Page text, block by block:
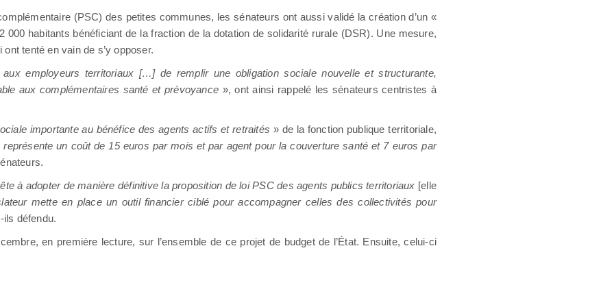
(PSC) des petites communes, les sénateurs ont aussi validé la création d’un «
habitants bénéficiant de la fraction de la dotation de solidarité rurale (DSR). Une mesure,
tenté en vain de s’y opposer.
employeurs territoriaux […] de remplir une obligation sociale nouvelle et structurante,
aux complémentaires santé et prévoyance », ont ainsi rappelé les sénateurs centristes à
importante au bénéfice des agents actifs et retraités » de la fonction publique territoriale,
représente un coût de 15 euros par mois et par agent pour la couverture santé et 7 euros par
à adopter de manière définitive la proposition de loi PSC des agents publics territoriaux [elle
mette en place un outil financier ciblé pour accompagner celles des collectivités pour
défendu.
en première lecture, sur l’ensemble de ce projet de budget de l’État. Ensuite, celui-ci